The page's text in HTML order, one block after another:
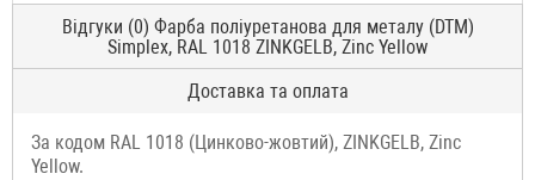
Відгуки (0) Фарба поліуретанова для металу (DTM)
Simplex, RAL 1018 ZINKGELB, Zinc Yellow
Доставка та оплата
За кодом RAL 1018 (Цинково-жовтий), ZINKGELB, Zinc
Yellow.